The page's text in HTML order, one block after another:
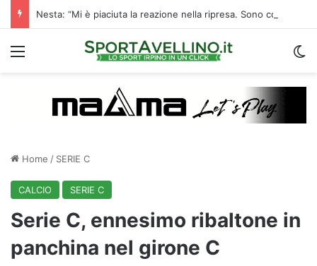
Menu
Home / SERIE C
CALCIO SERIE C
Serie C, ennesimo ribaltone in
panchina nel girone C